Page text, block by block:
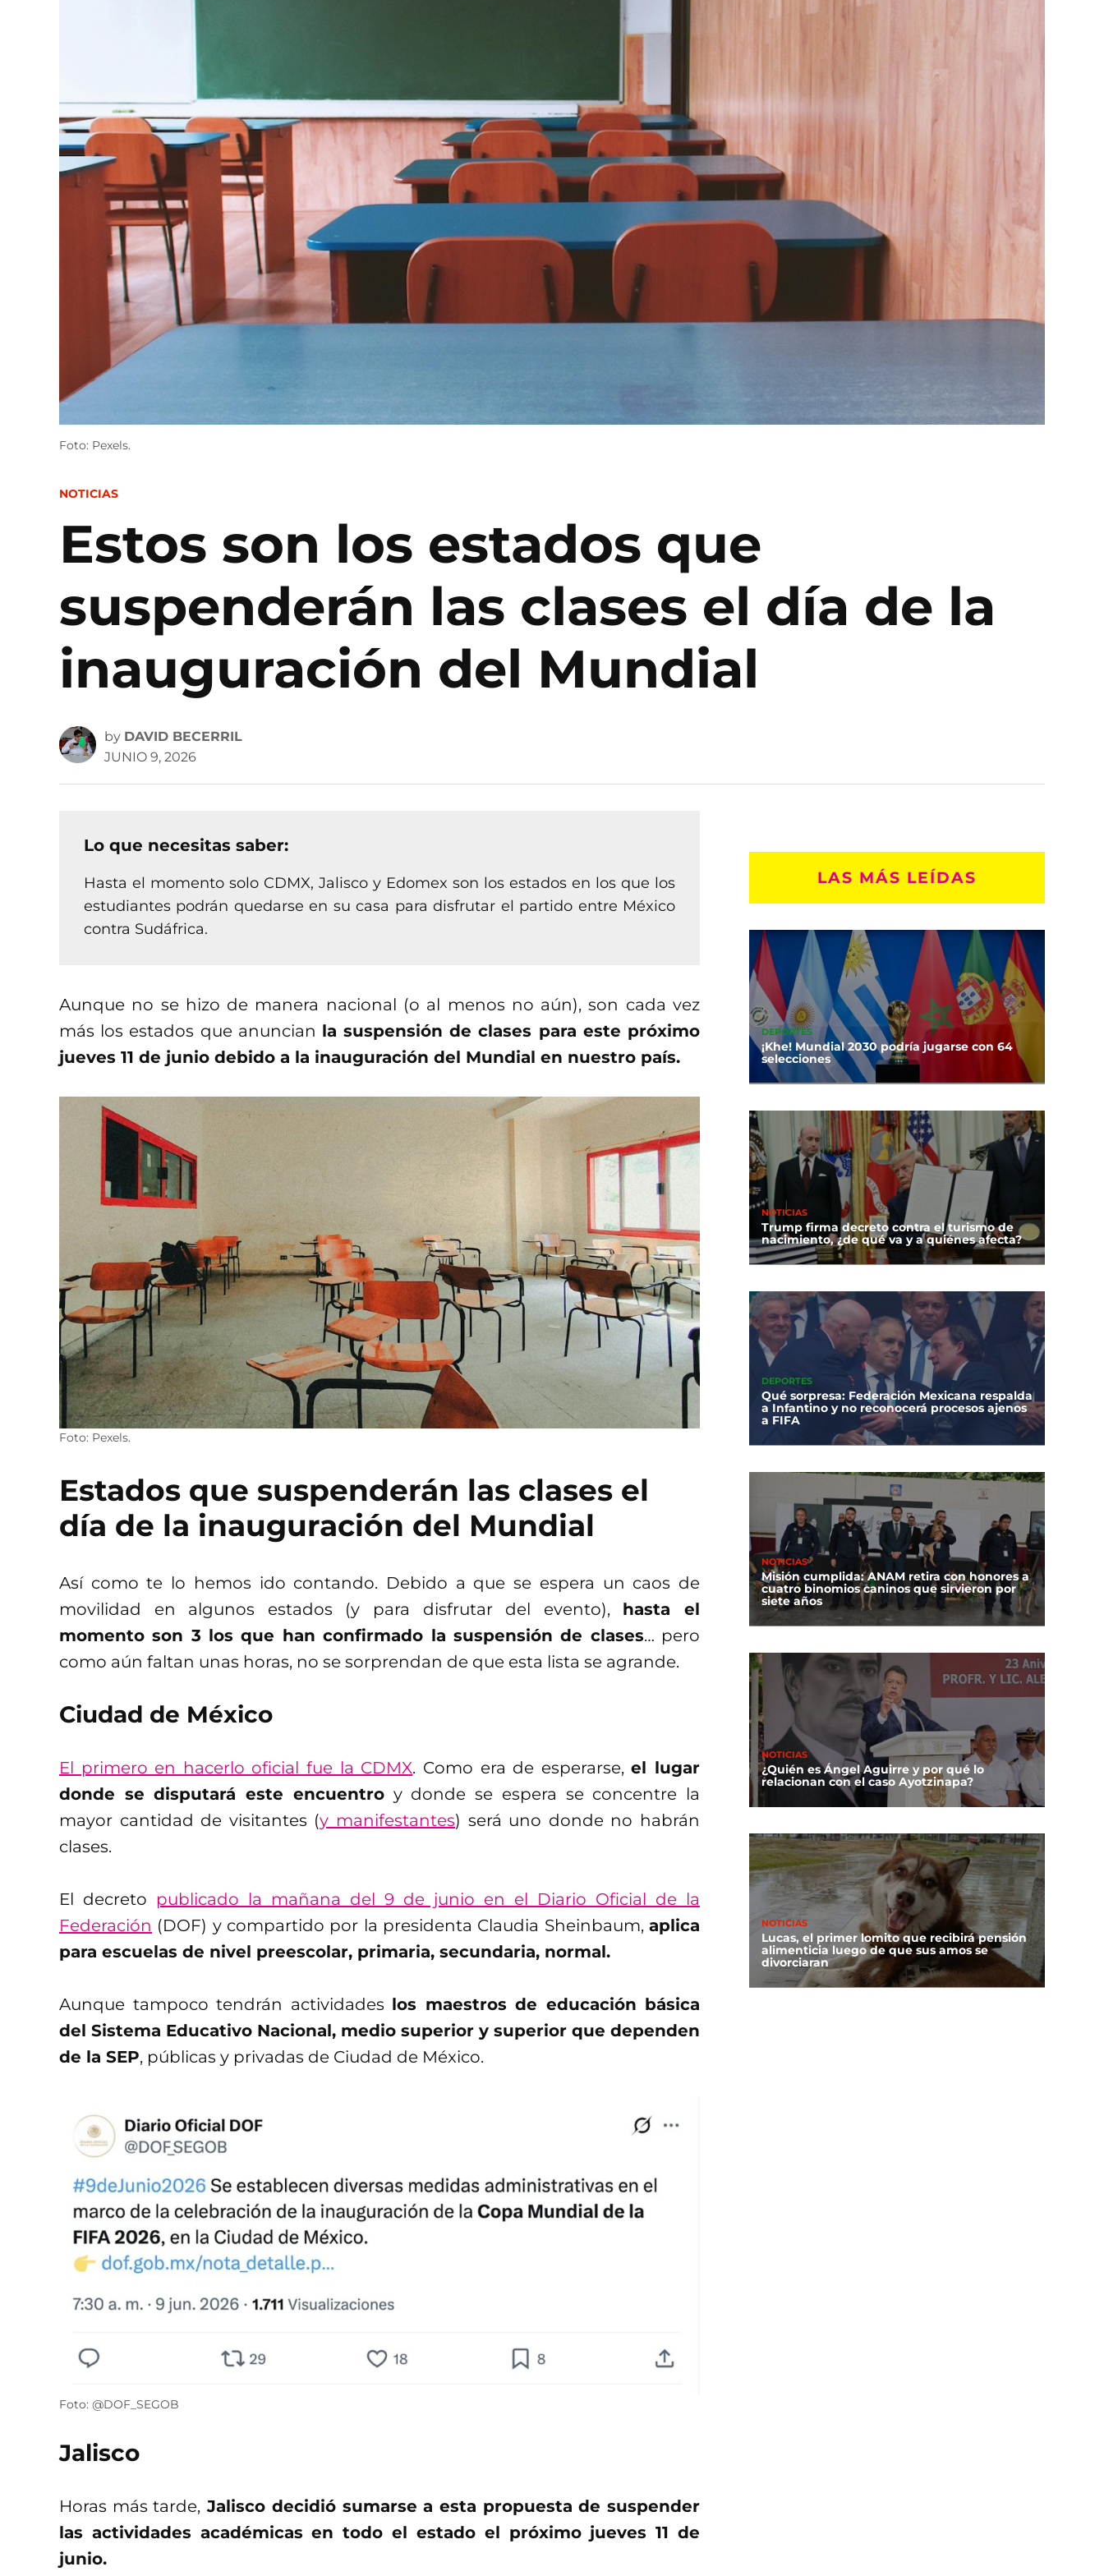
Foto: Pexels.
POSTED
NOTICIAS
Estos son los estados que
suspenderán las clases el día de la
inauguración del Mundial
by DAVID BECERRIL
JUNIO 9, 2026
Lo que necesitas saber:
Hasta el momento solo CDMX, Jalisco y Edomex son los estados en los que los
estudiantes podrán quedarse en su casa para disfrutar el partido entre México
contra Sudáfrica.
Aunque no se hizo de manera nacional (o al menos no aún), son cada vez
más los estados que anuncian la suspensión de clases para este próximo
jueves 11 de junio debido a la inauguración del Mundial en nuestro país.
Foto: Pexels.
Estados que suspenderán las clases el
día de la inauguración del Mundial
Así como te lo hemos ido contando. Debido a que se espera un caos de
movilidad en algunos estados (y para disfrutar del evento), hasta el
momento son 3 los que han confirmado la suspensión de clases… pero
como aún faltan unas horas, no se sorprendan de que esta lista se agrande.
Ciudad de México
El primero en hacerlo oficial fue la CDMX. Como era de esperarse,el lugar
donde se disputará este encuentroy donde se espera se concentre la
mayor cantidad de visitantes (y manifestantes) será uno donde no habrán
clases.
El decreto publicado la mañana del 9 de junio en el Diario Oficial de la
Federación (DOF) y compartido por la presidenta Claudia Sheinbaum, aplica
para escuelas de nivel preescolar, primaria, secundaria, normal.
Aunque tampoco tendrán actividades los maestros de educación básica
del Sistema Educativo Nacional, medio superior y superior que dependen
de la SEP, públicas y privadas de Ciudad de México.
Foto: @DOF_SEGOB
Jalisco
Horas más tarde, Jalisco decidió sumarse a esta propuesta de suspender
las actividades académicas en todo el estado el próximo jueves 11 de
junio.
LAS MÁS LEÍDAS
DEPORTES
¡Khe! Mundial 2030 podría jugarse con 64
selecciones
NOTICIAS
Trump firma decreto contra el turismo de
nacimiento, ¿de qué va y a quiénes afecta?
DEPORTES
Qué sorpresa: Federación Mexicana respalda
a Infantino y no reconocerá procesos ajenos
a FIFA
NOTICIAS
Misión cumplida: ANAM retira con honores a
cuatro binomios caninos que sirvieron por
siete años
NOTICIAS
¿Quién es Ángel Aguirre y por qué lo
relacionan con el caso Ayotzinapa?
NOTICIAS
Lucas, el primer lomito que recibirá pensión
alimenticia luego de que sus amos se
divorciaran